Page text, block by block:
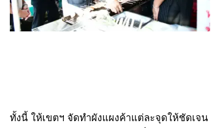
ทั้งนี้ ให้เขตฯ จัดทำผังแผงค้าแต่ละจุดให้ชัดเจน